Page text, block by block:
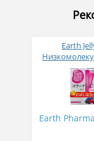
Earth
рыбный
витамином
активных
с ягодным
Earth